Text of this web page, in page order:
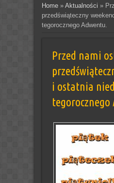
Home» Aktualności »
przedświąteczny
tegorocznego Adwentu.
Przed nami
i ostatnia
tegorocznego